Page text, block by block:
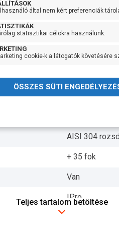
50 g/m3
19 méter
30 méteren
Noryl
5 db
AISI 304
AISI 304
+ 35 fok
Van
IPro
Teljes tartalom betöltése
által nem kért preferenciák
statisztikai célokra használunk.
cookie-k a látogatók követésére